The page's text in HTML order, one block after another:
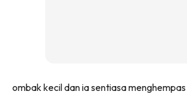
ombak kecil dan ia sentiasa